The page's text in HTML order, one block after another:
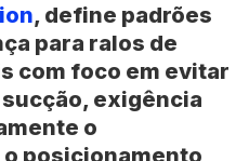
, define padrões
para ralos de
com foco em evitar
exigência
o